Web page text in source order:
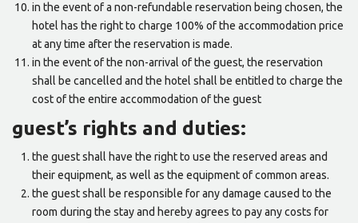
in the event of a non-refundable reservation being chosen, the
hotel has the right to charge 100% of the accommodation price
at any time after the reservation is made.
in the event of the non-arrival of the guest, the reservation
shall be cancelled and the hotel shall be entitled to charge the
cost of the entire accommodation of the guest
guest’s rights and duties:
the guest shall have the right to use the reserved areas and
their equipment, as well as the equipment of common areas.
the guest shall be responsible for any damage caused to the
room during the stay and hereby agrees to pay any costs for